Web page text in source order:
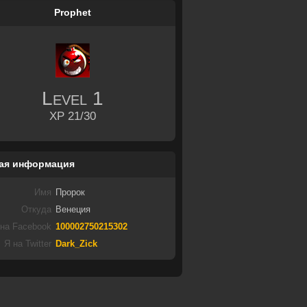
Prophet
Level 1
XP 21/30
информация
Имя
Пророк
Откуда Венеция
Facebook 100002750215302
Я на Twitter Dark_Zick